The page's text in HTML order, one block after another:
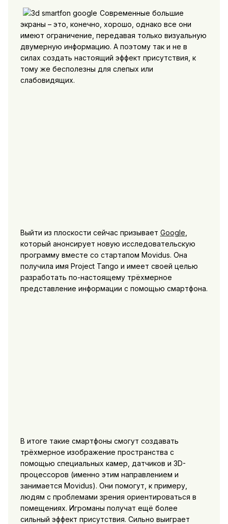
Современные большие
экраны – это, конечно, хорошо, однако все они
имеют ограничение, передавая только визуальную
двумерную информацию. А поэтому так и не в
силах создать настоящий эффект присутствия, к
тому же бесполезны для слепых или
слабовидящих.
Выйти из плоскости сейчас призывает Google
который анонсирует новую исследовательскую
программу вместе со стартапом Movidus. Она
получила имя Project Tango и имеет своей целью
разработать по-настоящему трёхмерное
представление информации с помощью смартфона.
В итоге такие смартфоны смогут создавать
трёхмерное изображение пространства с
помощью специальных камер, датчиков и 3D-
процессоров (именно этим направлением и
занимается Movidus). Они помогут, к примеру,
людям с проблемами зрения ориентироваться в
помещениях. Игроманы получат ещё более
сильный эффект присутствия. Сильно выиграет